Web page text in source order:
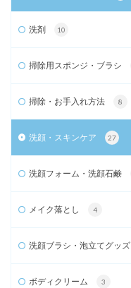
洗剤 10
掃除用スポンジ・ブラシ
掃除・お手入れ方法 8
洗顔・スキンケア 27
洗顔フォーム・洗顔石鹸
メイク落とし 4
洗顔ブラシ・泡立てグッズ
ボディクリーム 3